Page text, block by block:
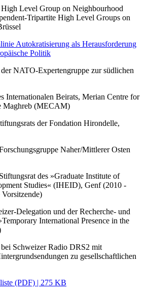
Level Group on Neighbourhood
Tripartite High Level Groups on
Autokratisierung als Herausforderung
Politik
NATO-Expertengruppe zur südlichen
Internationalen Beirats, Merian Centre for
Maghreb (MECAM)
der Fondation Hirondelle,
Naher/Mittlerer Osten
des »Graduate Institute of
Studies« (IHEID), Genf (2010 -
Vorsitzende)
Delegation und der Recherche- und
International Presence in the
Schweizer Radio DRS2 mit
zu gesellschaftlichen
(PDF) | 275 KB